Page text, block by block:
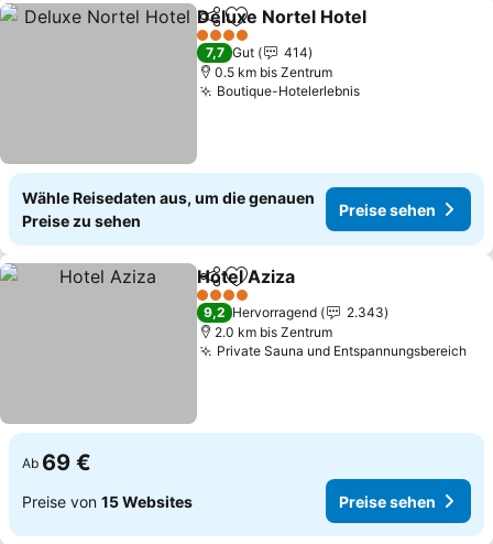
TeilenZu Favoriten hinzufügen
Deluxe Nortel Hotel
4 Sterne
7,7 Gut
414
0.5 km bis Zentrum
Boutique-Hotelerlebnis
Wähle Reisedaten aus, um die genauen
Preise zu sehen
Preise sehen
TeilenZu Favoriten hinzufügen
Hotel Aziza
4 Sterne
9,2 Hervorragend
2.343
2.0 km bis Zentrum
Private Sauna und Entspannungsbereich
Ab 69 €
Preise von 15 Websites Preise sehen